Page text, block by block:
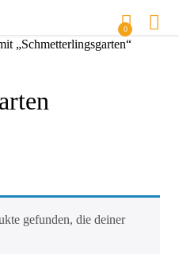
0
„Schmetterlingsgarten“
gefunden, die deiner